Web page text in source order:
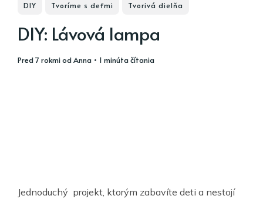
DIY Tvoríme s deťmi Tvorivá dielňa
DIY: Lávová lampa
pred 7 rokmiodAnna • 1 minúta čítania
Jednoduchý projekt, ktorým zabavíte deti a nestojí